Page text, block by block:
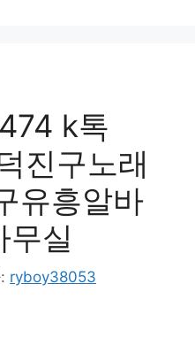
k톡
진구노래
유흥알바
무실
ryboy38053